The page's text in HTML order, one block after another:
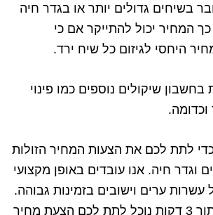
בשיחים גדולים יותר או בגדר חיה
המחיר יכול להתייקר אם כי
היחסי לגיזום כל שיח ירד.
שיקולים נוספים כמו פינוי
וכדומה.
לתת לכם את הצעות המחיר הזולות
וגדר חיה. אנו עובדים באופן מקצועי
ערים וישובים בזמינות גבוהה.
התקשרו אלינו ובתוך 3 דקות נוכל לתת לכם הצעת מחיר